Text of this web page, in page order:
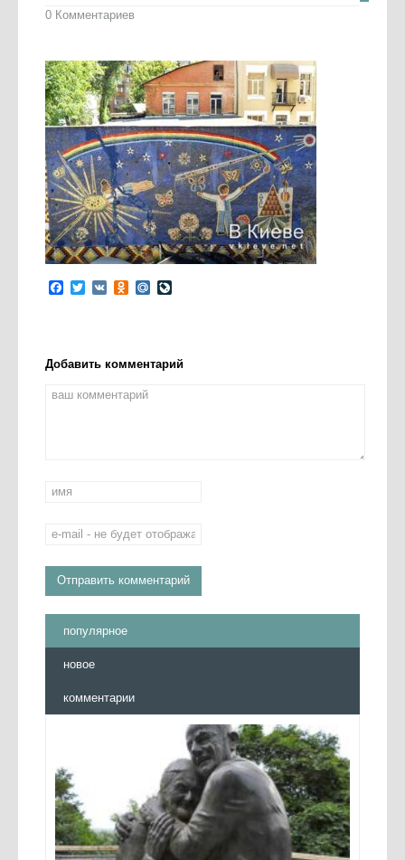
0 Комментариев
Facebook
Twitter
VK Odnoklassniki
Mail.Ru
Добавить комментарий
популярное
новое
комментарии